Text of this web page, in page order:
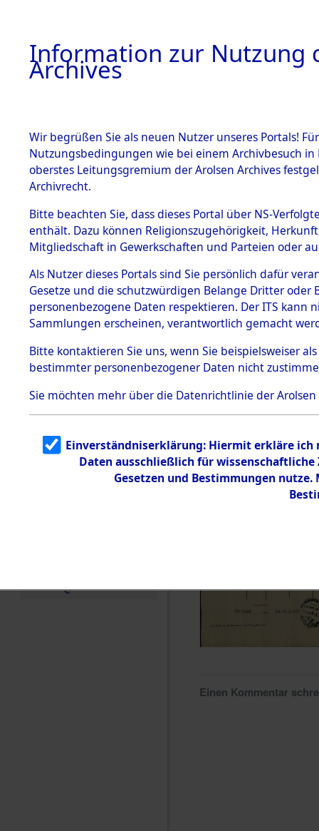
BESTÄNDE
1.
mente
5. Verschiedenes
5.3
Todesmärsche
5.3.1 Alliierte
Erhebungen
zu
Todesmärsch
en
5.3.2
g
5.3.3
Todesmärsch
e
Einen Kommentar
Information zur Nutzung
Archives
Wir begrüßen Sie als neuen Nutzer unseres Portals!
Nutzungsbedingungen wie bei einem Archivbesuch
oberstes Leitungsgremium der Arolsen Archives
Archivrecht.
Bitte beachten Sie, dass dieses Portal über NS-
enthält. Dazu können Religionszugehörigkeit,
Mitgliedschaft in Gewerkschaften und Parteien oder
Als Nutzer dieses Portals sind Sie persönlich dafür
Gesetze und die schutzwürdigen Belange Dritter
personenbezogene Daten respektieren. Der ITS
Sammlungen erscheinen, verantwortlich gemacht
Bitte kontaktieren Sie uns, wenn Sie beispielsweiser
bestimmter personenbezogener Daten nicht
Sie möchten mehr über die Datenrichtlinie der Arolsen
Einverständniserklärung: Hiermit erkläre ich
Daten ausschließlich für
Gesetzen und Bestimmungen